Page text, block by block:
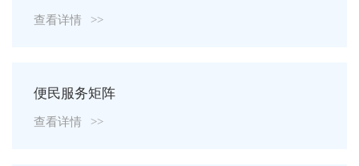
查看详情 >>
便民服务矩阵
查看详情 >>